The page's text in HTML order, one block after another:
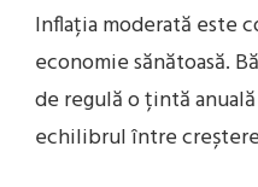
Inflația moderată este
economie sănătoasă.
de regulă o țintă
echilibrul între